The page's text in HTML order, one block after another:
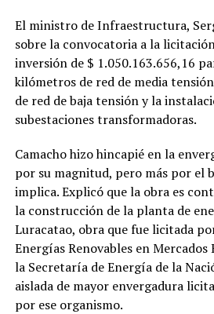
El ministro de Infraestructura,
sobre la convocatoria a la
inversión de $ 1.050.163.656,16
kilómetros de red de media
de red de baja tensión y la
subestaciones transformadoras.
Camacho hizo hincapié en la
por su magnitud, pero más por el
implica. Explicó que la obra es
la construcción de la planta de
Luracatao, obra que fue licitada
Energías Renovables en Mercados
la Secretaría de Energía de la
aislada de mayor envergadura
por ese organismo.